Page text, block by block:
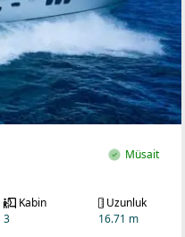
Müsait
Kabin
3
Uzunluk
16.71 m